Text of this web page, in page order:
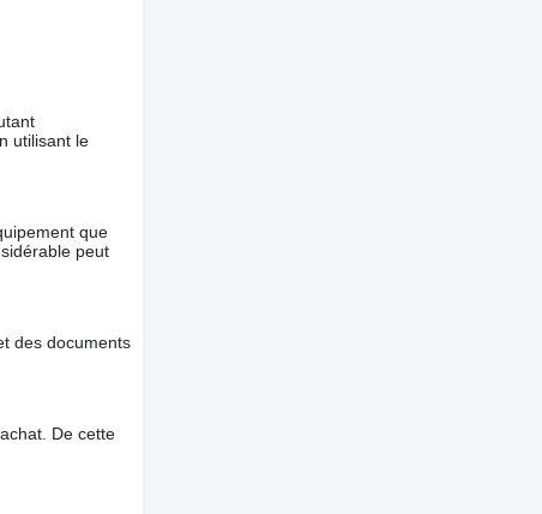
utilisant le
que
peut
des documents
De cette